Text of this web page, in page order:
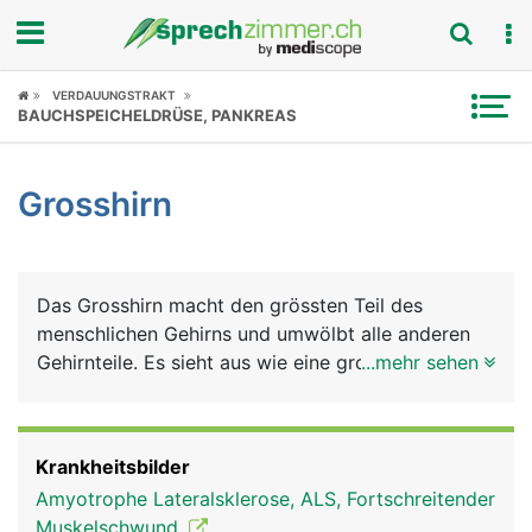
Fokus
Symptome
News
Rubriken
VERDAUUNGSTRAKT
BAUCHSPEICHELDRÜSE, PANKREAS
Grosshirn
Das Grosshirn macht den grössten Teil des
menschlichen Gehirns und umwölbt alle anderen
Gehirnteile. Es sieht aus wie eine grosse, faltige
Informationsaustausch zwischen beiden
Hirnhälften stattfindet. Die rechte Hirnhälfte
...mehr sehen
Krankheitsbilder
Amyotrophe Lateralsklerose, ALS, Fortschreitender
Muskelschwund